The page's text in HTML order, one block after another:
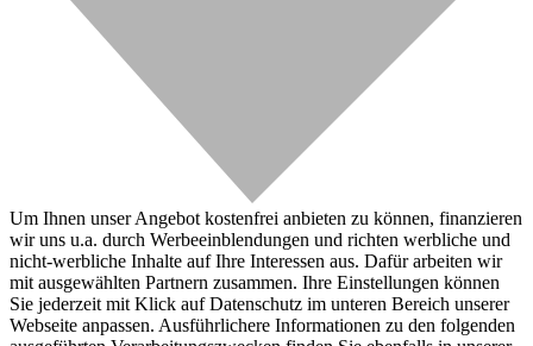
Um Ihnen unser Angebot kostenfrei anbieten zu können, finanzieren
wir uns u.a. durch Werbeeinblendungen und richten werbliche und
nicht-werbliche Inhalte auf Ihre Interessen aus. Dafür arbeiten wir
mit ausgewählten Partnern zusammen. Ihre Einstellungen können
Sie jederzeit mit Klick auf Datenschutz im unteren Bereich unserer
Webseite anpassen. Ausführlichere Informationen zu den folgenden